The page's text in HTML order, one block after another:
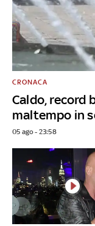
Caldo, record
maltempo in
CRONACA
05 ago - 23:58